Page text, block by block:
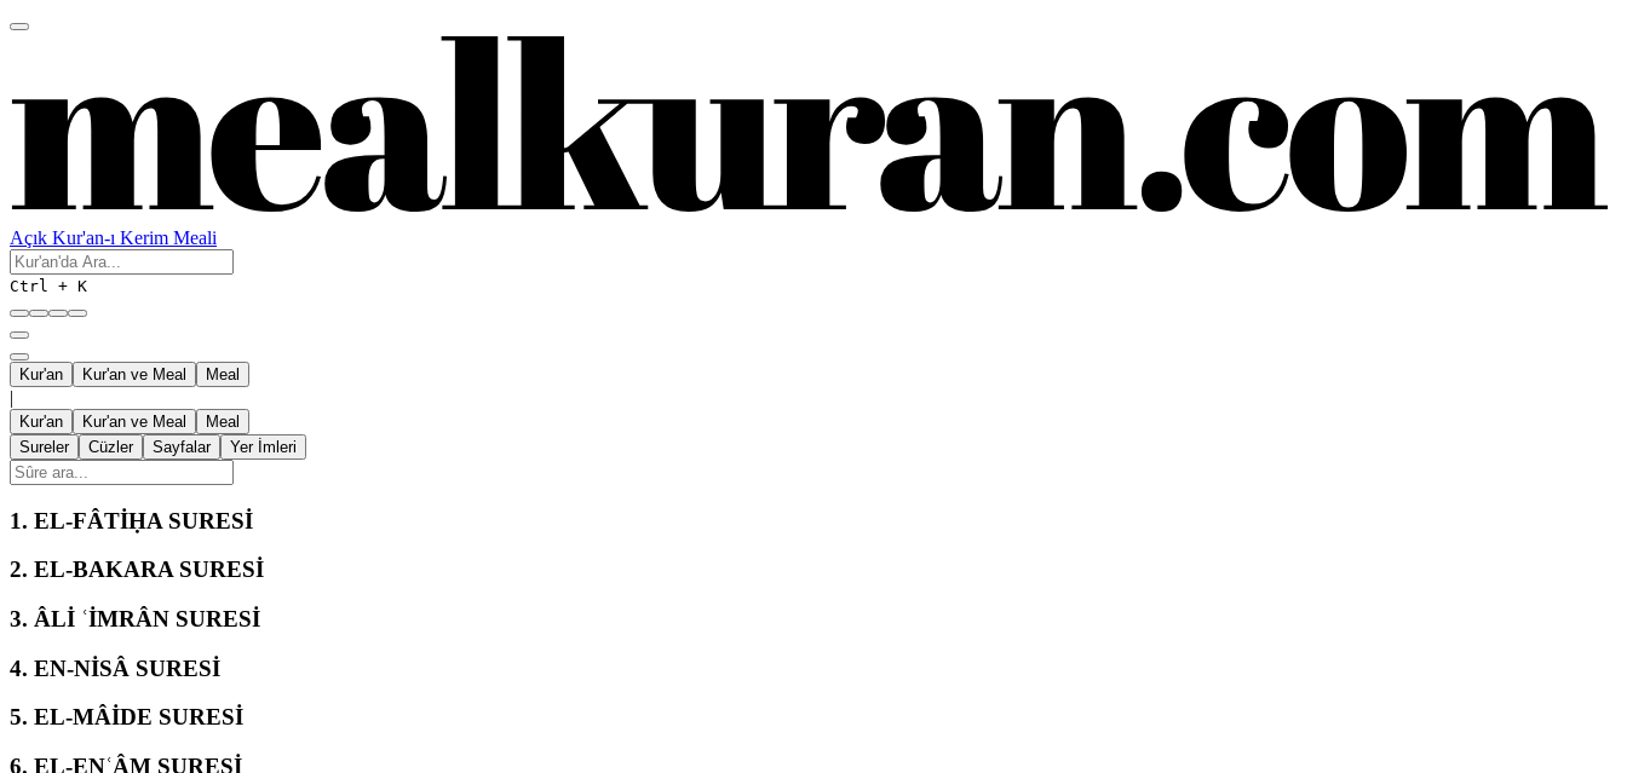
Açık Kur'an-ı Kerim Meali
Ctrl + K
Kur'an Kur'an ve Meal Meal
|
Kur'an Kur'an ve Meal
Meal
Sureler
Cüzler Sayfalar Yer İmleri
1. EL-FÂTİḤA SURESİ
2. EL-BAKARA SURESİ
3. ÂLİ ʿİMRÂN SURESİ
4. EN-NİSÂ SURESİ
5. EL-MÂİDE SURESİ
6. EL-ENʿÂM SURESİ